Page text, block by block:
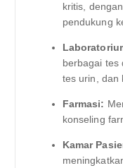
kritis,
pendukung
berbagai tes
tes urin, dan
Farmasi:
konseling
Kamar